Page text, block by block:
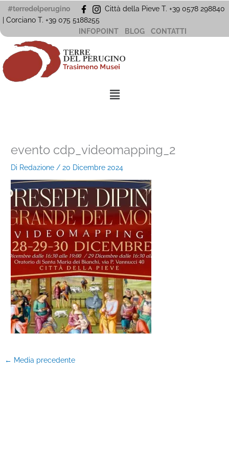
Vai
al
#terredelperugino
Città della Pieve T. +39 0578 298840
| Corciano T. +39 075 5188255
INFOPOINT
BLOG CONTATTI
Menu
evento cdp_videomapping_2
Di Redazione/20 Dicembre 2024
← Media precedente